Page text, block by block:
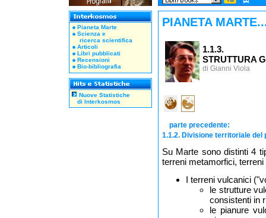
Pianeta Marte
Scienza e
ricerca scientifica
Articoli
Libri pubblicati
Recensioni
Bio-bibliografia
Nuove Statistiche
di Interkosmos
PIANETA
1.1.3.
STRUTTURA
di Gianni Viola
parte precedente:
1.1.2. Divisione territoriale del
Su Marte sono distinti 4
terreni metamorfici,
I terreni vulcanici
le strutture
consistenti in
le pianure